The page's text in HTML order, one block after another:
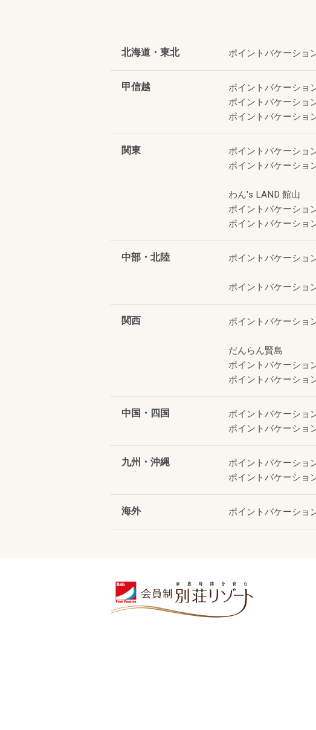
北海道・東北 ポイントバケーショ
甲信越 ポイントバケーショ
ポイントバケーショ
ポイントバケーショ
関東 ポイントバケーショ
ポイントバケーショ
わん's LAND 館山
ポイントバケーショ
ポイントバケーショ
中部・北陸 ポイントバケーショ
ポイントバケーショ
関西 ポイントバケーショ
だんらん賢島
ポイントバケーショ
ポイントバケーショ
中国・四国 ポイントバケーショ
ポイントバケーショ
九州・沖縄 ポイントバケーショ
ポイントバケーショ
海外 ポイントバケーショ